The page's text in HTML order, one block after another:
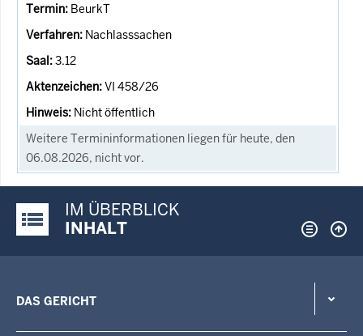
BeurkT
Nachlasssachen
3.12
VI 458/26
Nicht öffentlich
Weitere Termininformationen liegen für heute, den
06.08.2026, nicht vor.
Justiz-Portal im Überblick:
IM ÜBERBLICK
INHALT
DAS GERICHT